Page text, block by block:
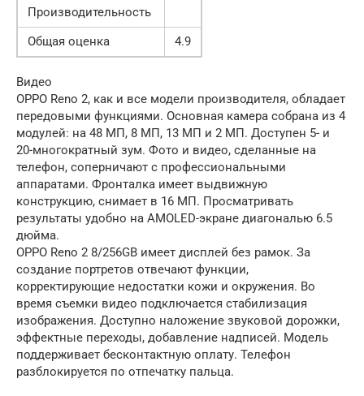
Производительность
Общая оценка
4.9
Видео
OPPO Reno 2, как и все модели производителя, обладает
передовыми функциями. Основная камера собрана из 4
модулей: на 48 МП, 8 МП, 13 МП и 2 МП. Доступен 5- и
20-многократный зум. Фото и видео, сделанные на
телефон, соперничают с профессиональными
аппаратами. Фронталка имеет выдвижную
конструкцию, снимает в 16 МП. Просматривать
результаты удобно на AMOLED-экране диагональю 6.5
дюйма.
OPPO Reno 2 8/256GB имеет дисплей без рамок. За
создание портретов отвечают функции,
корректирующие недостатки кожи и окружения. Во
время съемки видео подключается стабилизация
изображения. Доступно наложение звуковой дорожки,
эффектные переходы, добавление надписей. Модель
поддерживает бесконтактную оплату. Телефон
разблокируется по отпечатку пальца.